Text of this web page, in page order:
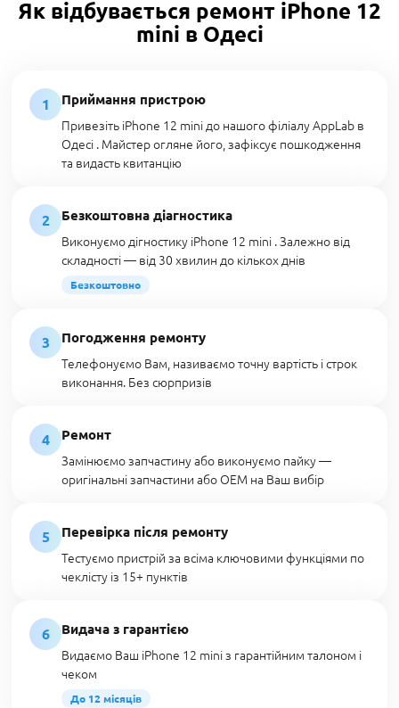
Як відбувається ремонт iPhone 12
mini в Одесі
1
Приймання пристрою
Привезіть iPhone 12 mini до нашого філіалу AppLab в
Одесі . Майстер огляне його, зафіксує пошкодження
та видасть квитанцію
2
Безкоштовна діагностика
Виконуємо дігностику iPhone 12 mini . Залежно від
складності — від 30 хвилин до кількох днів
Безкоштовно
3
Погодження ремонту
Телефонуємо Вам, називаємо точну вартість і строк
виконання. Без сюрпризів
4
Ремонт
Замінюємо запчастину або виконуємо пайку —
оригінальні запчастини або OEM на Ваш вибір
5
Перевірка після ремонту
Тестуємо пристрій за всіма ключовими функціями по
чеклісту із 15+ пунктів
6
Видача з гарантією
Видаємо Ваш iPhone 12 mini з гарантійним талоном і
чеком
До 12 місяців